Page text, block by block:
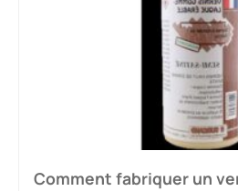
Comment fabriquer un